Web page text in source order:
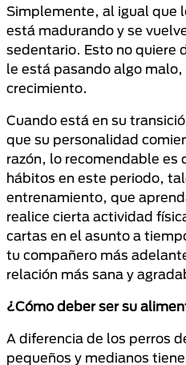
Simplemente, al igual que
está madurando y se
sedentario. Esto no quiere
le está pasando algo
crecimiento.
Cuando está en su
que su personalidad
razón, lo recomendable es
hábitos en este periodo,
entrenamiento, que
realice cierta actividad
cartas en el asunto a
tu compañero más
relación más sana y
¿Cómo deber ser su
A diferencia de los perros
pequeños y medianos